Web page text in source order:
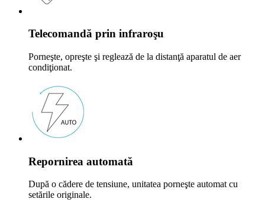
Telecomandă prin infraroşu
Porneşte, opreşte şi reglează de la distanţă aparatul de aer
condiţionat.
Repornirea automată
După o cădere de tensiune, unitatea porneşte automat cu
setările originale.